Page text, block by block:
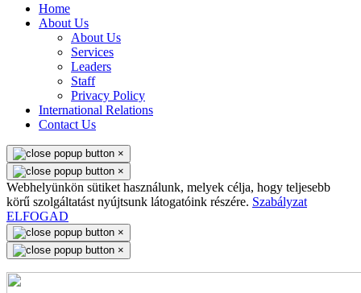
Home
About Us
About Us
Services
Leaders
Staff
Privacy Policy
International Relations
Contact Us
×
×
Webhelyünkön sütiket használunk, melyek célja, hogy teljesebb
körű szolgáltatást nyújtsunk látogatóink részére. Szabályzat
ELFOGAD
×
×